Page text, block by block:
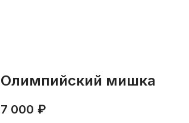
Олимпийский мишка
7 000 ₽